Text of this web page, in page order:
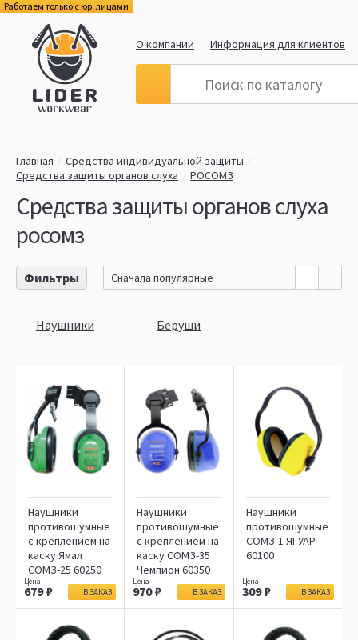
Работаем только с юр. лицами
О компании Информация для клиентов
Главная
Средства индивидуальной защиты
Средства защиты органов слуха
РОСОМЗ
Фильтры Сначала популярные
Средства защиты органов слуха
росомз
Наушники Беруши
Наушники
противошумные
с креплением на
каску Ямал
СОМЗ-25 60250
679 В ЗАКАЗ
Наушники
противошумные
с креплением на
каску СОМЗ-35
Чемпион 60350
970 В ЗАКАЗ
Наушники
противошумные
СОМЗ-1 ЯГУАР
60100
309 В ЗАКАЗ